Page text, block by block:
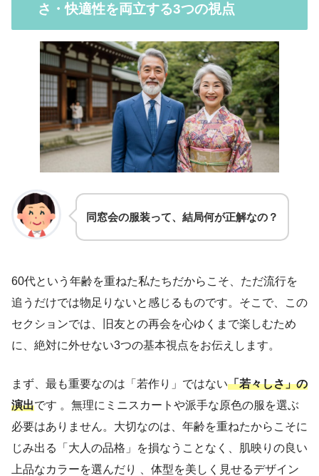
さ・快適性を両立する3つの視点
同窓会の服装って、結局何が正解なの？
60代という年齢を重ねた私たちだからこそ、ただ流行を
追うだけでは物足りないと感じるものです。そこで、この
セクションでは、旧友との再会を心ゆくまで楽しむため
に、絶対に外せない3つの基本視点をお伝えします。
まず、最も重要なのは「若作り」ではない「若々しさ」の
演出です 。無理にミニスカートや派手な原色の服を選ぶ
必要はありません。大切なのは、年齢を重ねたからこそに
じみ出る「大人の品格」を損なうことなく、肌映りの良い
上品なカラーを選んだり 、体型を美しく見せるデザイン